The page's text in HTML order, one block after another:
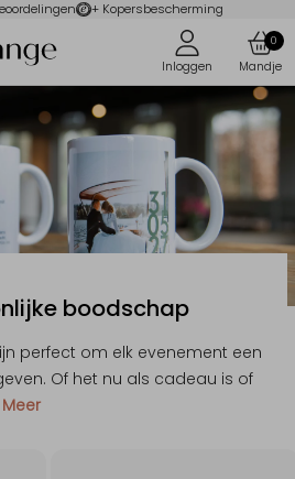
+ Kopersbescherming
0
boodschap
perfect om elk evenement een
Of het nu als cadeau is of